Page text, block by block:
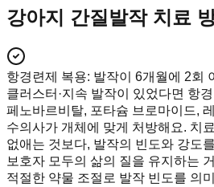
강아지 간질발작 치료
항경련제 복용: 발작이 6개월에 2회
클러스터·지속 발작이 있었다면 항
페노바르비탈, 포타슘 브로마이드,
수의사가 개체에 맞게 처방해요. 치
없애는 것보다, 발작의 빈도와 강도
보호자 모두의 삶의 질을 유지하는
적절한 약물 조절로 발작 빈도를 의